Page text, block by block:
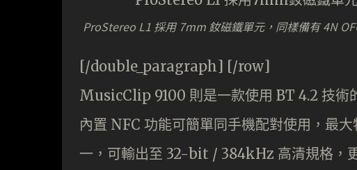
ProStereo L1 採用 7mm 釹磁鐵單元，同樣備有 4N
[/double_paragraph] [/row]
MusicClip 9100 則是一款使用 BT 4.2 技術
內置 NFC 功能可簡單同手機配對使用，最
一，可輸出至 32-bit / 384kHz 高清規格，